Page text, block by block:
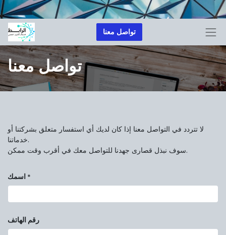
تواصل معنا
تواصل معنا
لا تتردد في التواصل معنا إذا كان لديك أي استفسار متعلق بشركتنا أو
خدماتنا.
سوف نبذل قصارى جهدنا للتواصل معك في أقرب وقت ممكن.
اسمك *
رقم الهاتف